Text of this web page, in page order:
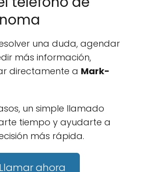
una duda, agendar
más información,
directamente a Mark-
un simple llamado
tiempo y ayudarte a
más rápida.
Llamar ahora